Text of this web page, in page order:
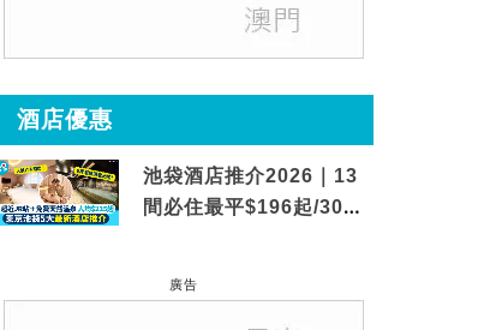
酒店優惠
池袋酒店推介2026｜13
間必住最平$196起/30秒
廣告